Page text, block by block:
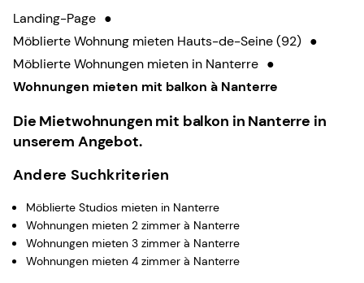
Landing-Page ●
Möblierte Wohnung mieten Hauts-de-Seine (92) ●
Möblierte Wohnungen mieten in Nanterre ●
Wohnungen mieten mit balkon à Nanterre
Die Mietwohnungen mit balkon in Nanterre in
unserem Angebot.
Andere Suchkriterien
Möblierte Studios mieten in Nanterre
Wohnungen mieten 2 zimmer à Nanterre
Wohnungen mieten 3 zimmer à Nanterre
Wohnungen mieten 4 zimmer à Nanterre